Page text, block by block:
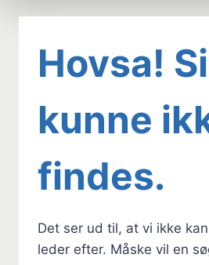
Hovsa!
kunne
findes.
Det ser ud til, at vi ikke
leder efter. Måske vil en